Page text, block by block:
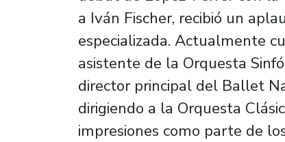
a Iván Fischer, recibió un
especializada. Actualmente
asistente de la Orquesta
director principal del Ballet
dirigiendo a la Orquesta
impresiones como parte de